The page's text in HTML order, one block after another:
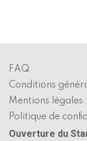
FAQ
Conditions
Mentions légales
Politique de
Ouverture du